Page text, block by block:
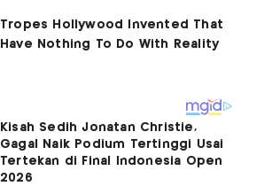
Kisah Sedih Jonatan Christie,
Gagal Naik Podium Tertinggi Usai
Tertekan di Final Indonesia Open
2026